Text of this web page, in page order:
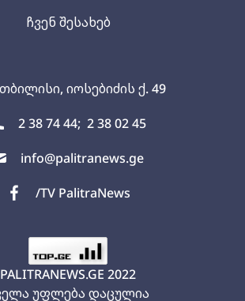
თბილისი, იოსებიძის ქ. 49
2 38 74 44; 2 38 02 45
info@palitranews.ge
/TV PalitraNews
ჩვენ შესახებ
PALITRANEWS.GE 2022
უფლება დაცულია